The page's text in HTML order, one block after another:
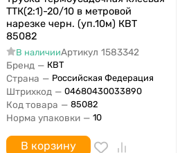
ТТК(2:1)-20/10 в метровой
нарезке черн. (уп.10м) КВТ
85082
В наличииАртикул 1583342
Бренд — КВТ
Страна — Российская Федерация
Штрихкод — 04680430033890
Код товара — 85082
Норма упаковки — 10
В корзину